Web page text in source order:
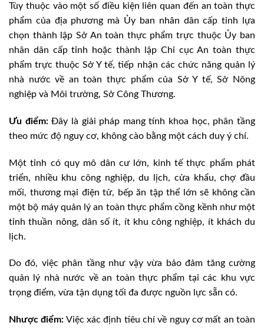
Tùy thuộc vào một số điều kiện liên quan đến an toàn thực
phẩm của địa phương mà Ủy ban nhân dân cấp tỉnh lựa
chọn thành lập Sở An toàn thực phẩm trực thuộc Ủy ban
nhân dân cấp tỉnh hoặc thành lập Chi cục An toàn thực
phẩm trực thuộc Sở Y tế, tiếp nhận các chức năng quản lý
nhà nước về an toàn thực phẩm của Sở Y tế, Sở Nông
nghiệp và Môi trường, Sở Công Thương.
Ưu điểm:Đây là giải pháp mang tính khoa học, phân tầng
theo mức độ nguy cơ, không cào bằng một cách duy ý chí.
Một tỉnh có quy mô dân cư lớn, kinh tế thực phẩm phát
triển, nhiều khu công nghiệp, du lịch, cửa khẩu, chợ đầu
mối, thương mại điện tử, bếp ăn tập thể lớn sẽ không cần
một bộ máy quản lý an toàn thực phẩm cồng kềnh như một
tỉnh thuần nông, dân số ít, ít khu công nghiệp, ít khách du
lịch.
Do đó, việc phân tầng như vậy vừa bảo đảm tăng cường
quản lý nhà nước về an toàn thực phẩm tại các khu vực
trọng điểm, vừa tận dụng tối đa được nguồn lực sẵn có.
Nhược điểm: Việc xác định tiêu chí về nguy cơ mất an toàn